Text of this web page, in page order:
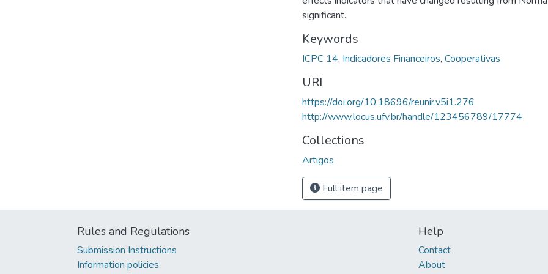
significant.
Keywords
ICPC 14, Indicadores Financeiros, Cooperativas
URI
https://doi.org/10.18696/reunir.v5i1.276
http://www.locus.ufv.br/handle/123456789/17774
Collections
Artigos
Full item page
Rules and Regulations
Submission Instructions
Information policies
Help
Contact
About